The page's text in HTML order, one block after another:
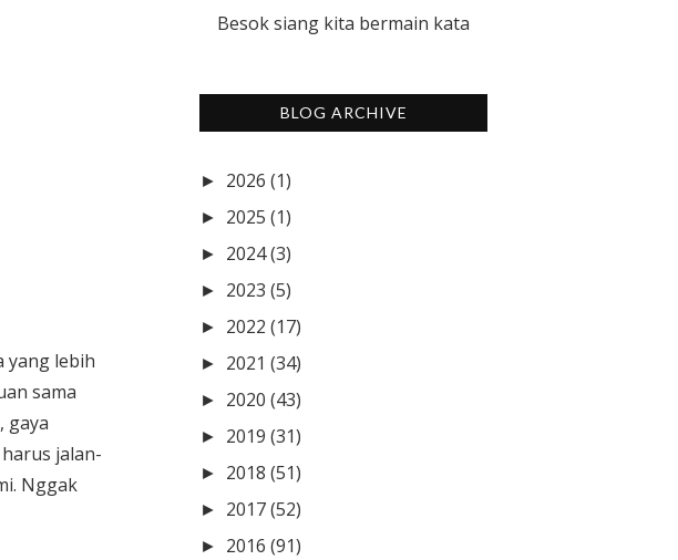
yang lebih
sama
gaya
jalan-
Nggak
Besok siang kita bermain kata
BLOG ARCHIVE
► 2026 (1)
► 2025 (1)
► 2024(3)
► 2023 (5)
► 2022 (17)
► 2021 (34)
► 2020 (43)
► 2019 (31)
► 2018 (51)
► 2017(52)
► 2016 (91)